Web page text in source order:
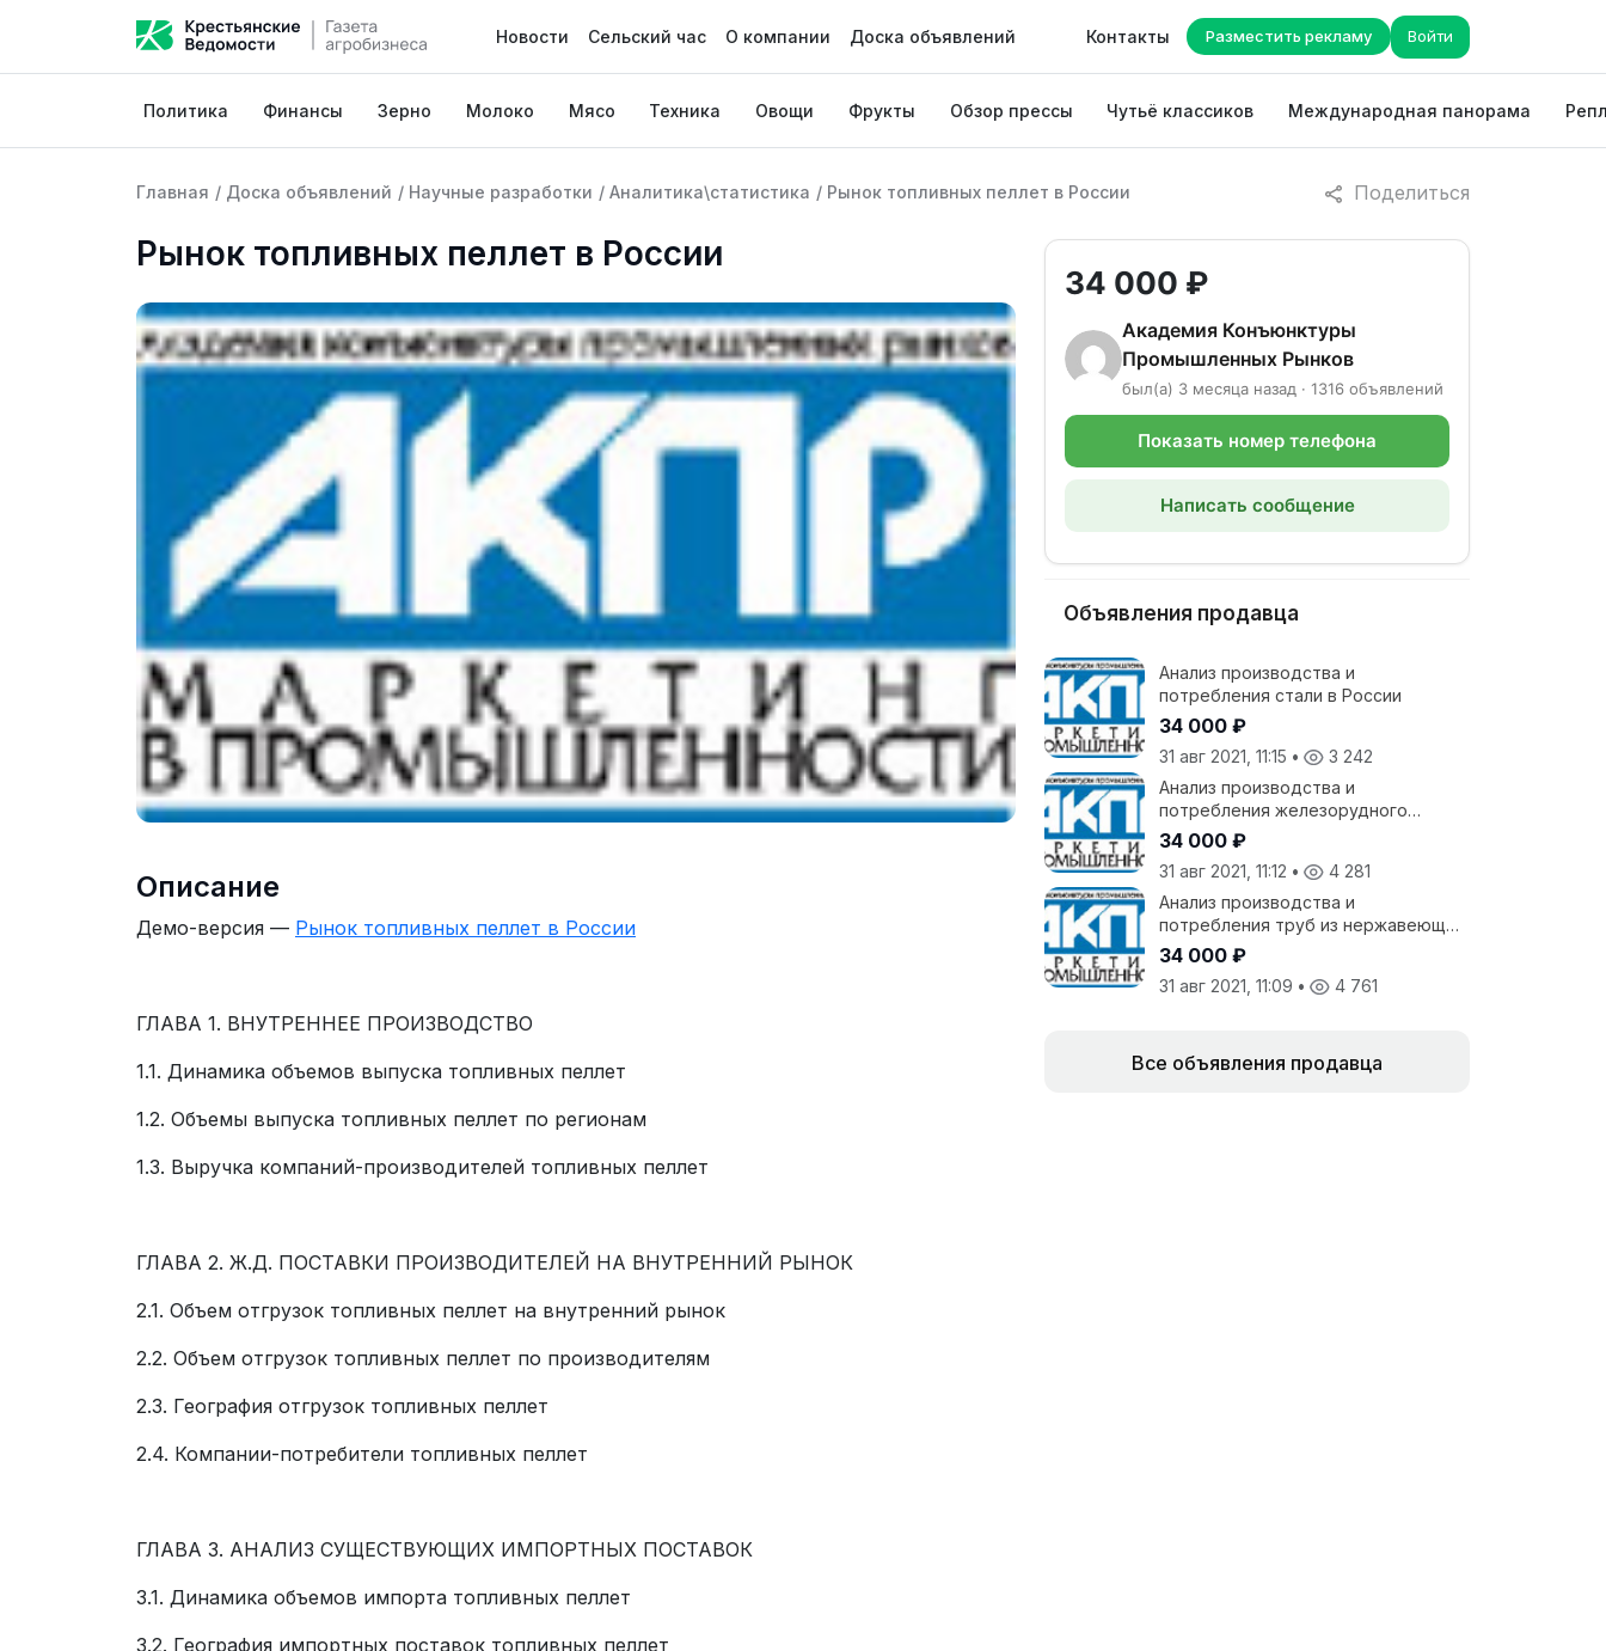
Новости Сельский час О компании Доска объявлений Контакты Разместить рекламу Войти
Политика Финансы Зерно Молоко Мясо Техника Овощи Фрукты Обзор прессы Чутьё классиков Международная панорама
Поделиться
Главная / Доска объявлений / Научные разработки / Аналитика\статистика / Рынок топливных пеллет в России
Рынок топливных пеллет в России
Описание
Демо-версия — Рынок топливных пеллет в России
ГЛАВА 1. ВНУТРЕННЕЕ ПРОИЗВОДСТВО
1.1. Динамика объемов выпуска топливных пеллет
1.2. Объемы выпуска топливных пеллет по регионам
1.3. Выручка компаний-производителей топливных пеллет
ГЛАВА 2. Ж.Д. ПОСТАВКИ ПРОИЗВОДИТЕЛЕЙ НА ВНУТРЕННИЙ РЫНОК
2.1. Объем отгрузок топливных пеллет на внутренний рынок
2.2. Объем отгрузок топливных пеллет по производителям
2.3. География отгрузок топливных пеллет
2.4. Компании-потребители топливных пеллет
ГЛАВА 3. АНАЛИЗ СУЩЕСТВУЮЩИХ ИМПОРТНЫХ ПОСТАВОК
3.1. Динамика объемов импорта топливных пеллет
3.2. География импортных поставок топливных пеллет
34 000 ₽
Академия Конъюнктуры
Промышленных Рынков
был(а) 3 месяца назад · 1316 объявлений
Показать номер телефона
Написать сообщение
Объявления продавца
Анализ производства и
потребления стали в России
34 000 ₽
31 авг 2021, 11:15 •
3 242
Анализ производства и
потребления железорудного
агломерата и окатыша в России
34 000 ₽
31 авг 2021, 11:12 •
4 281
Анализ производства и
потребления труб из нержавеющей
стали в России
34 000 ₽
31 авг 2021, 11:09 • 4 761
Все объявления продавца